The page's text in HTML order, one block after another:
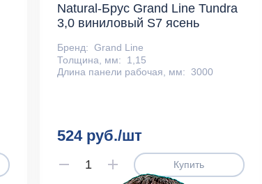
Natural-Брус Grand Line Tundra
3,0 виниловый S7 ясень
Бренд: Grand Line
Толщина, мм:
1,15
Длина панели рабочая, мм: 3000
524 руб./шт
Купить